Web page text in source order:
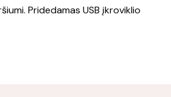
Pridedamas USB įkroviklio